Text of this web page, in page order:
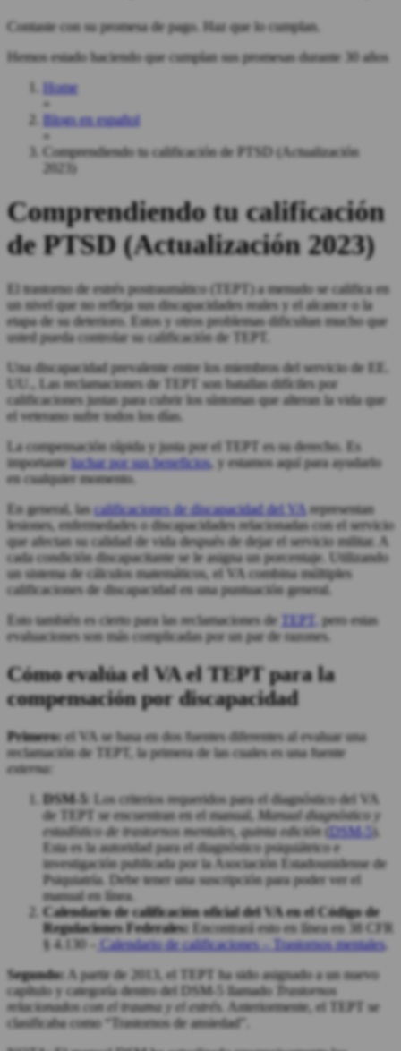
Contaste con su promesa de pago. Haz que lo cumplan.
Hemos estado haciendo que cumplan sus promesas durante 30 años
Home
»
Blogs en español
»
Comprendiendo tu calificación de PTSD (Actualización
2023)
Comprendiendo tu calificación
de PTSD (Actualización 2023)
El trastorno de estrés postraumático (TEPT) a menudo se califica en
un nivel que no refleja sus discapacidades reales y el alcance o la
etapa de su deterioro. Estos y otros problemas dificultan mucho que
usted pueda controlar su calificación de TEPT.
Una discapacidad prevalente entre los miembros del servicio de EE.
UU., Las reclamaciones de TEPT son batallas difíciles por
calificaciones justas para cubrir los síntomas que alteran la vida que
el veterano sufre todos los días.
La compensación rápida y justa por el TEPT es su derecho. Es
importante luchar por sus beneficios, y estamos aquí para ayudarlo
en cualquier momento.
En general, lascalificaciones de discapacidad del VArepresentan
lesiones, enfermedades o discapacidades relacionadas con el servicio
que afectan su calidad de vida después de dejar el servicio militar. A
cada condición discapacitante se le asigna un porcentaje. Utilizando
un sistema de cálculos matemáticos, el VA combina múltiples
calificaciones de discapacidad en una puntuación general.
Esto también es cierto para las reclamaciones de
TEPT,
pero estas
evaluaciones son más complicadas por un par de razones.
Cómo evalúa el VA el TEPT para la
compensación por discapacidad
Primero: el VA se basa en dos fuentes diferentes al evaluar una
reclamación de TEPT, la primera de las cuales es una fuente
externa:
DSM-5: Los criterios requeridos para el diagnóstico del VA
de TEPT se encuentran en el manual, Manual diagnóstico y
estadístico de trastornos mentales, quinta edición ( DSM-5 ).
Esta es la autoridad para el diagnóstico psiquiátrico e
investigación publicada por la Asociación Estadounidense de
Psiquiatría. Debe tener una suscripción para poder ver el
manual en línea.
Calendario de calificación oficial del VA en el Código de
Regulaciones Federales: Encontrará esto en línea en 38 CFR
§ 4.130 –
Calendario de calificaciones – Trastornos mentales.
Segundo: A partir de 2013, el TEPT ha sido asignado a un nuevo
capítulo y categoría dentro del DSM-5 llamado
Trastornos
relacionados con el trauma y el estrés. Anteriormente, el TEPT se
clasificaba como “Trastornos de ansiedad”.